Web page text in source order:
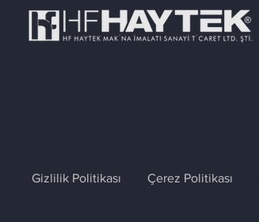
Gizlilik Politikası Çerez Politikası